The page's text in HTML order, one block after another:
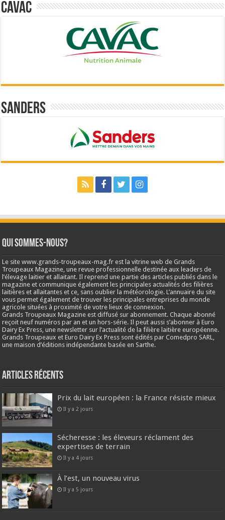
Cavac
Sanders
Qui sommes-nous?
Le site www.grands-troupeaux-mag.fr est la vitrine web de Grands
Troupeaux Magazine, une revue professionnelle destinée aux leaders de
l’élevage laitier et allaitant. Il reprend une partie des articles publiés dans le
magazine et communique également les principales actualités des filières
laitières et allaitantes et ce, sans oublier la météorologie. L’annuaire du site
vous permet également de trouver les principales entreprises du monde
agricole situées à proximité de votre lieux de connexion.
Grands Troupeaux Magazine est diffusé sur abonnement. Chaque abonné
reçoit neuf numéros par an et un hors-série. Il peut aussi s’abonner à Euro
Dairy Ex Press, une newsletter sur l’actualité de la filière laitière européenne.
Grands Troupeaux et Euro Dairy Ex Press sont édités par Comedpro SARL,
une maison d’éditions indépendante basée en Sarthe.
Articles récents
Prix du lait européen : la France résiste mieux
Il y a 2 jours
Sécheresse : les éleveurs réclament des
expertises de terrain
Il y a 4 jours
À l’est, un nouveau virus
Il y a 5 jours